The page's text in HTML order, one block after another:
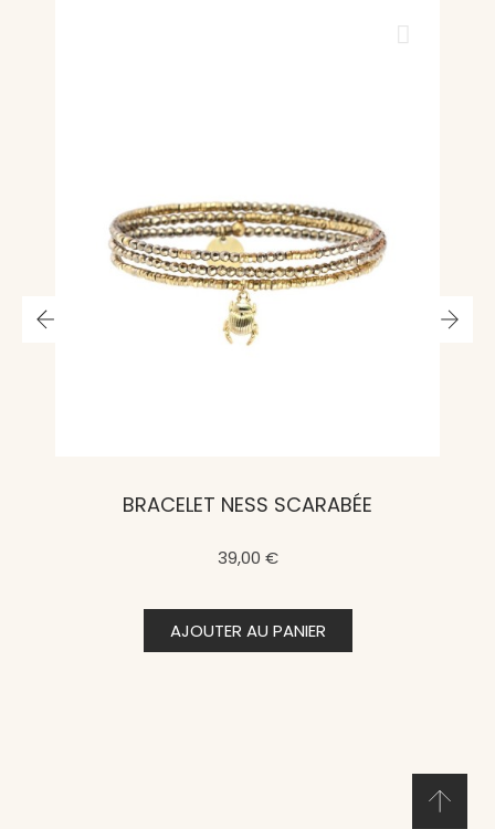
BRACELET NESS SCARABÉE
39,00 €
AJOUTER AU PANIER